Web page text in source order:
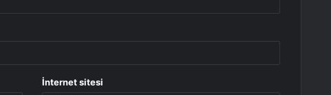
İnternet sitesi